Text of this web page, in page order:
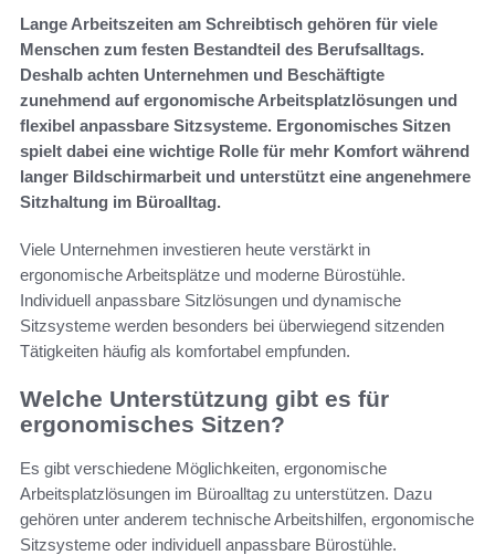
Lange Arbeitszeiten am Schreibtisch gehören für viele
Menschen zum festen Bestandteil des Berufsalltags.
Deshalb achten Unternehmen und Beschäftigte
zunehmend auf ergonomische Arbeitsplatzlösungen und
flexibel anpassbare Sitzsysteme. Ergonomisches Sitzen
spielt dabei eine wichtige Rolle für mehr Komfort während
langer Bildschirmarbeit und unterstützt eine angenehmere
Sitzhaltung im Büroalltag.
Viele Unternehmen investieren heute verstärkt in
ergonomische Arbeitsplätze und moderne Bürostühle.
Individuell anpassbare Sitzlösungen und dynamische
Sitzsysteme werden besonders bei überwiegend sitzenden
Tätigkeiten häufig als komfortabel empfunden.
Welche Unterstützung gibt es für
ergonomisches Sitzen?
Es gibt verschiedene Möglichkeiten, ergonomische
Arbeitsplatzlösungen im Büroalltag zu unterstützen. Dazu
gehören unter anderem technische Arbeitshilfen, ergonomische
Sitzsysteme oder individuell anpassbare Bürostühle.